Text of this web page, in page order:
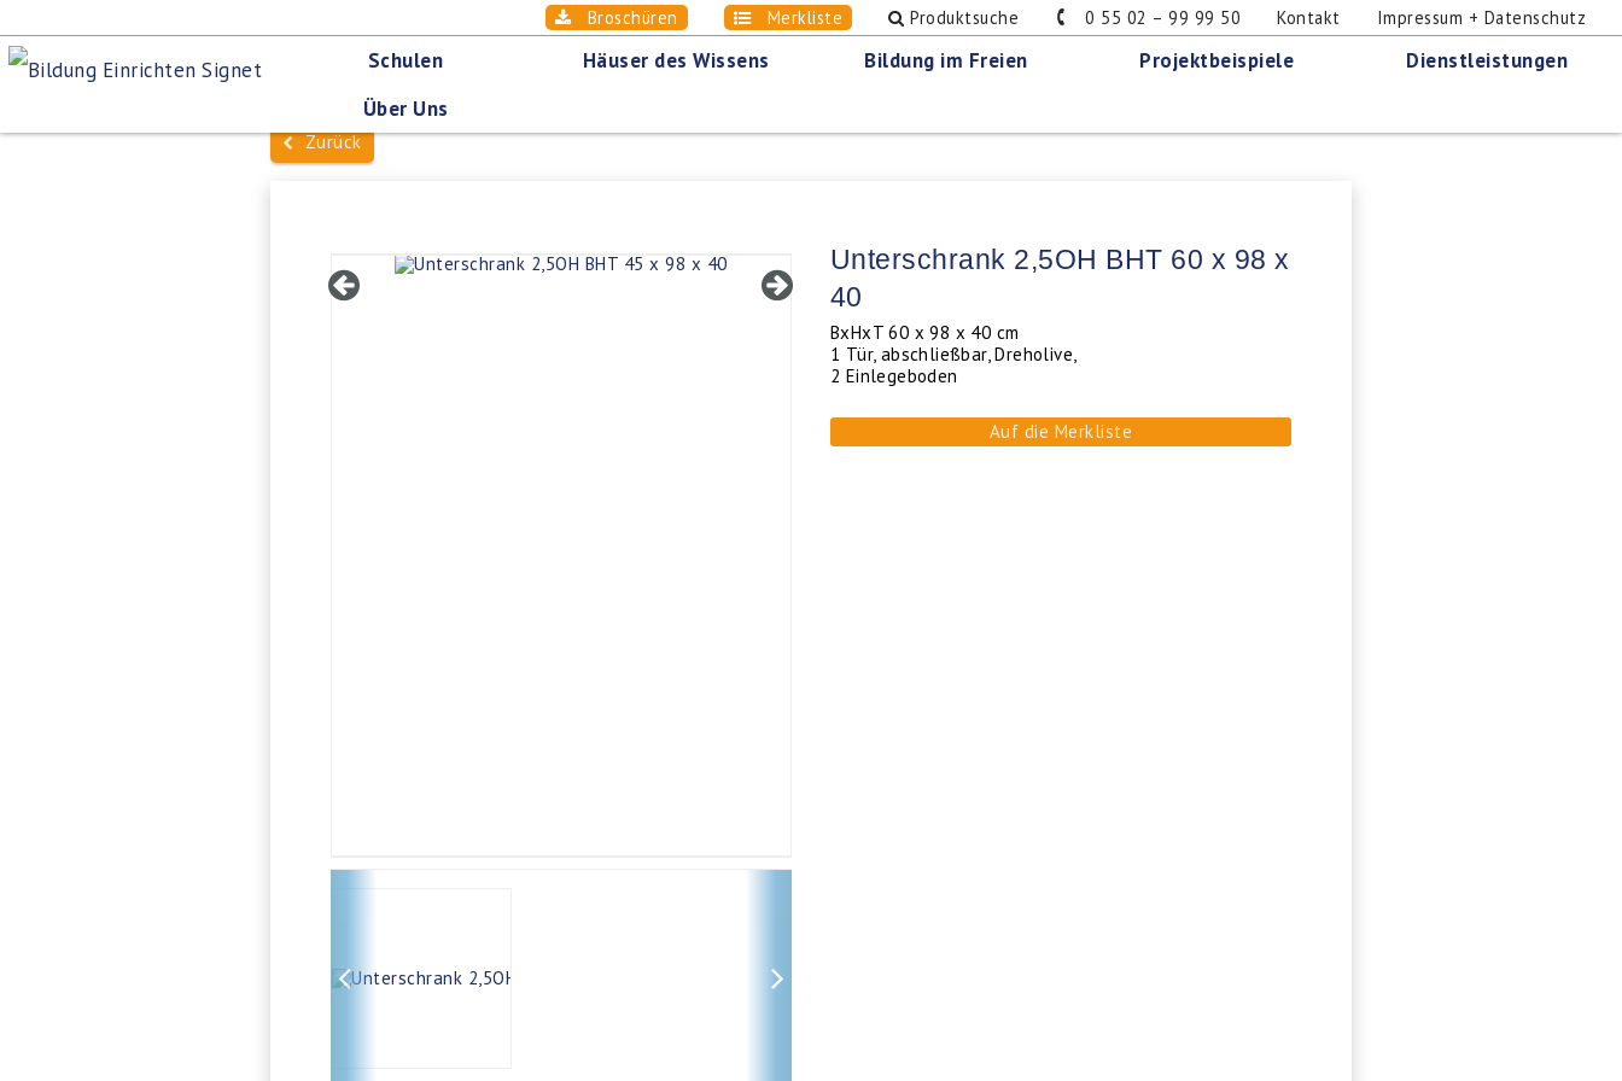
Broschüren Merkliste Produktsuche 0 55 02 – 99 99 50 Kontakt Impressum + Datenschutz
Schulen Häuser des Wissens Bildung im Freien Projektbeispiele
Dienstleistungen
Über Uns
Zurück
Unterschrank 2,5OH BHT 60 x 98 x
40
BxHxT 60 x 98 x 40 cm
1 Tür, abschließbar, Dreholive,
2 Einlegeboden
Auf die Merkliste